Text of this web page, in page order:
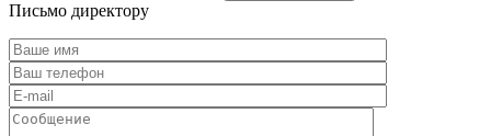
Письмо директору